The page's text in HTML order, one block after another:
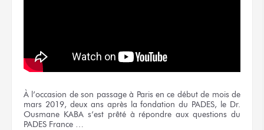
À l’occasion de son passage à Paris en ce début de mois de
mars 2019, deux ans après la fondation du PADES, le Dr.
Ousmane KABA s’est prêté à répondre aux questions du
PADES France …